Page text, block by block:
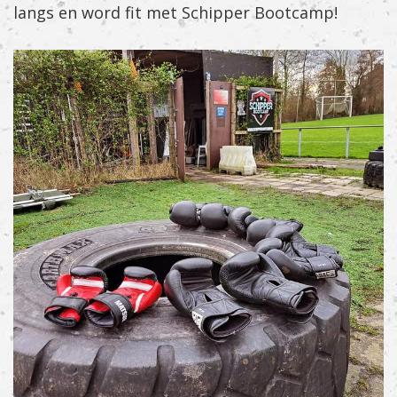
langs en word fit met Schipper Bootcamp!